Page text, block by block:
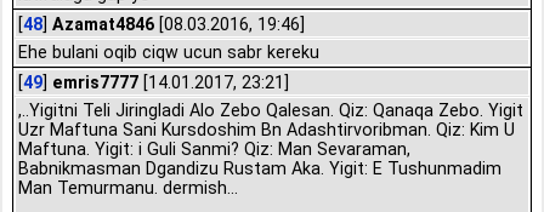
[48] Azamat4846 [08.03.2016, 19:46]
Ehe bulani oqib ciqw ucun sabr kereku
[49] emris7777 [14.01.2017, 23:21]
,..Yigitni Teli Jiringladi Alo Zebo Qalesan. Qiz: Qanaqa Zebo. Yigit
Uzr Maftuna Sani Kursdoshim Bn Adashtirvoribman. Qiz: Kim U
Maftuna. Yigit: i Guli Sanmi? Qiz: Man Sevaraman,
Babnikmasman Dgandizu Rustam Aka. Yigit: E Tushunmadim
Man Temurmanu. dermish...